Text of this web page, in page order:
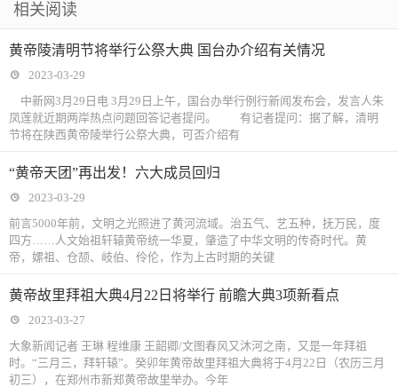
相关阅读
黄帝陵清明节将举行公祭大典 国台办介绍有关情况
2023-03-29
中新网3月29日电 3月29日上午，国台办举行例行新闻发布会，发言人朱
凤莲就近期两岸热点问题回答记者提问。 有记者提问：据了解，清明
节将在陕西黄帝陵举行公祭大典，可否介绍有
“黄帝天团”再出发！六大成员回归
2023-03-29
前言5000年前，文明之光照进了黄河流域。治五气、艺五种，抚万民，度
四方……人文始祖轩辕黄帝统一华夏，肇造了中华文明的传奇时代。黄
帝，嫘祖、仓颉、岐伯、伶伦，作为上古时期的关键
黄帝故里拜祖大典4月22日将举行 前瞻大典3项新看点
2023-03-27
大象新闻记者 王琳 程维康 王韶卿/文图春风又沐河之南，又是一年拜祖
时。“三月三，拜轩辕”。癸卯年黄帝故里拜祖大典将于4月22日（农历三月
初三），在郑州市新郑黄帝故里举办。今年